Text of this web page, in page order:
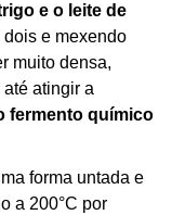
e o leite de
dois e mexendo
muito densa,
até atingir a
fermento químico
forma untada e
a 200°C por